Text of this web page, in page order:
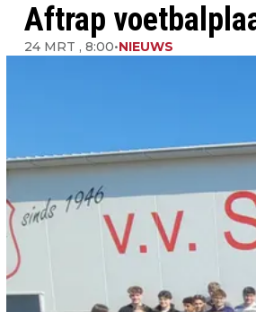
Aftrap
24 MRT , 8:00•NIEUWS